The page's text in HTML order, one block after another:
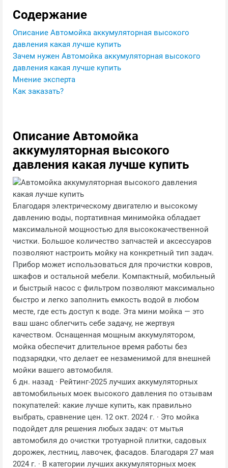
Содержание
Описание Автомойка аккумуляторная высокого
давления какая лучше купить
Зачем нужен Автомойка аккумуляторная высокого
давления какая лучше купить
Мнение эксперта
Как заказать?
Описание Автомойка
аккумуляторная высокого
давления какая лучше купить
Благодаря электрическому двигателю и высокому
давлению воды, портативная минимойка обладает
максимальной мощностью для высококачественной
чистки. Большое количество запчастей и аксессуаров
позволяют настроить мойку на конкретный тип задач.
Прибор может использоваться для прочистки ковров,
шкафов и остальной мебели. Компактный, мобильный
и быстрый насос с фильтром позволяют максимально
быстро и легко заполнить емкость водой в любом
месте, где есть доступ к воде. Эта мини мойка — это
ваш шанс облегчить себе задачу, не жертвуя
качеством. Оснащенная мощным аккумулятором,
мойка обеспечит длительное время работы без
подзарядки, что делает ее незаменимой для внешней
мойки вашего автомобиля.
6 дн. назад · Рейтинг-2025 лучших аккумуляторных
автомобильных моек высокого давления по отзывам
покупателей: какие лучше купить, как правильно
выбрать, сравнение цен. 12 окт. 2024 г. · Это мойка
подойдет для решения любых задач: от мытья
автомобиля до очистки тротуарной плитки, садовых
дорожек, лестниц, лавочек, фасадов. Благодаря 27 мая
2024 г. · В категории лучших аккумуляторных моек